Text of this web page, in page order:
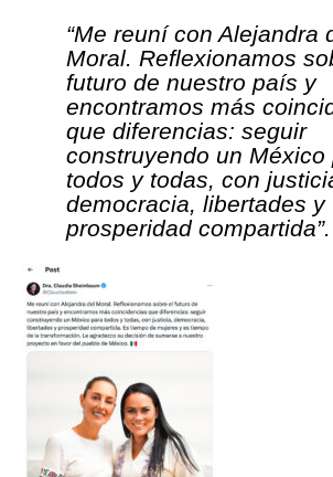
“Me reuní con Alejandra
Moral. Reflexionamos
futuro de nuestro país y
encontramos más
que diferencias: seguir
construyendo un México
todos y todas, con
democracia, libertades y
prosperidad compartida”.